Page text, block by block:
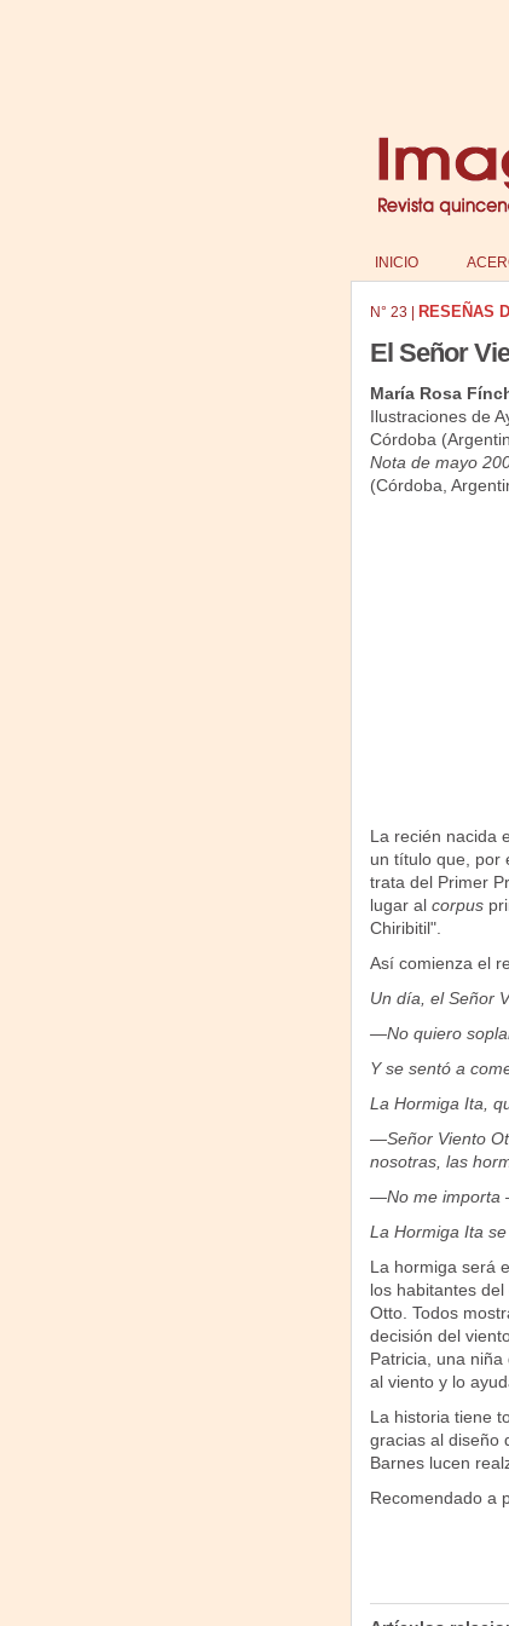
INICIO
N° 23 RESEÑAS
El Señor
María Rosa
Ilustraciones de
Córdoba
Nota de mayo
(Córdoba,
La recién nacida
un título que, por
trata del Primer
lugar al corpus
Chiribitil".
Así comienza el
Un día, el Señor
—No quiero
Y se sentó a
La Hormiga Ita,
—Señor Viento
nosotras, las
—No me importa
La Hormiga Ita
La hormiga será
los habitantes
Otto. Todos
decisión del
Patricia, una
al viento y lo
La historia tiene
gracias al diseño
Barnes lucen
Recomendado a